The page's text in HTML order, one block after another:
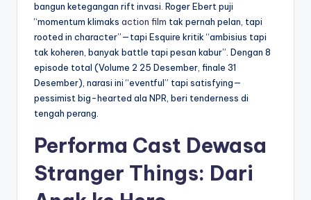
bangun ketegangan rift invasi. Roger Ebert puji
“momentum klimaks action film tak pernah pelan, tapi
rooted in character”—tapi Esquire kritik “ambisius tapi
tak koheren, banyak battle tapi pesan kabur”. Dengan 8
episode total (Volume 2 25 Desember, finale 31
Desember), narasi ini “eventful” tapi satisfying—
pessimist big-hearted ala NPR, beri tenderness di
tengah perang.
Performa Cast Dewasa
Stranger Things: Dari